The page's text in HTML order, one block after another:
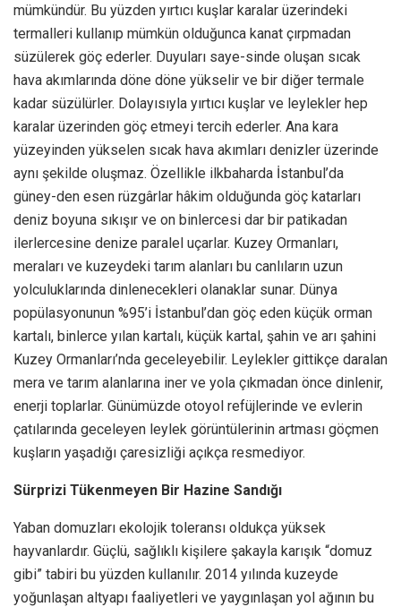
mümkündür. Bu yüzden yırtıcı kuşlar karalar üzerindeki
termalleri kullanıp mümkün olduğunca kanat çırpmadan
süzülerek göç ederler. Duyuları saye-sinde oluşan sıcak
hava akımlarında döne döne yükselir ve bir diğer termale
kadar süzülürler. Dolayısıyla yırtıcı kuşlar ve leylekler hep
karalar üzerinden göç etmeyi tercih ederler. Ana kara
yüzeyinden yükselen sıcak hava akımları denizler üzerinde
aynı şekilde oluşmaz. Özellikle ilkbaharda İstanbul’da
güney-den esen rüzgârlar hâkim olduğunda göç katarları
deniz boyuna sıkışır ve on binlercesi dar bir patikadan
ilerlercesine denize paralel uçarlar. Kuzey Ormanları,
meraları ve kuzeydeki tarım alanları bu canlıların uzun
yolculuklarında dinlenecekleri olanaklar sunar. Dünya
popülasyonunun %95’i İstanbul’dan göç eden küçük orman
kartalı, binlerce yılan kartalı, küçük kartal, şahin ve arı şahini
Kuzey Ormanları’nda geceleyebilir. Leylekler gittikçe daralan
mera ve tarım alanlarına iner ve yola çıkmadan önce dinlenir,
enerji toplarlar. Günümüzde otoyol refüjlerinde ve evlerin
çatılarında geceleyen leylek görüntülerinin artması göçmen
kuşların yaşadığı çaresizliği açıkça resmediyor.
Sürprizi Tükenmeyen Bir Hazine Sandığı
Yaban domuzları ekolojik toleransı oldukça yüksek
hayvanlardır. Güçlü, sağlıklı kişilere şakayla karışık “domuz
gibi” tabiri bu yüzden kullanılır. 2014 yılında kuzeyde
yoğunlaşan altyapı faaliyetleri ve yaygınlaşan yol ağının bu